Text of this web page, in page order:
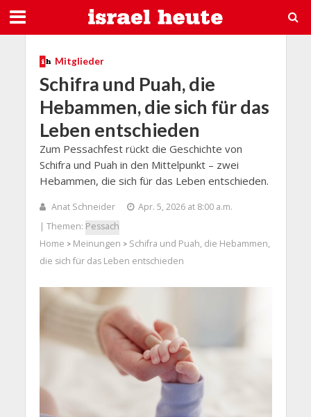
Mitglieder
Schifra und Puah, die
Hebammen, die sich für das
Leben entschieden
Zum Pessachfest rückt die Geschichte von
Schifra und Puah in den Mittelpunkt – zwei
Hebammen, die sich für das Leben entschieden.
Anat Schneider
Apr. 5, 2026 at 8:00 a.m.
| Themen: Pessach
Home > Meinungen > Schifra und Puah, die Hebammen,
die sich für das Leben entschieden